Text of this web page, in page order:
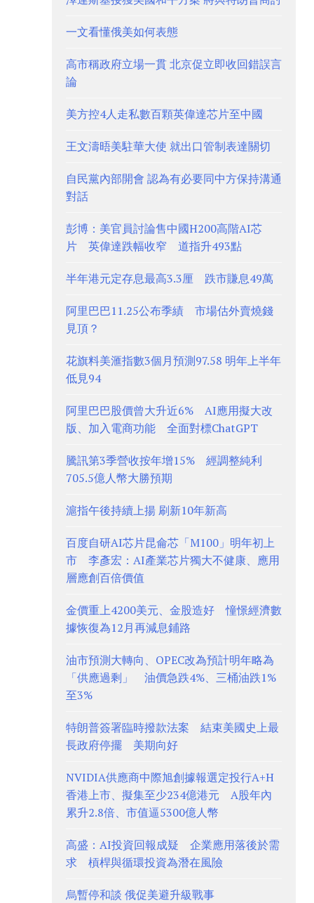
一文看懂俄美如何表態
高市稱政府立場一貫 北京促立即收回錯誤言
論
美方控4人走私數百顆英偉達芯片至中國
王文濤晤美駐華大使 就出口管制表達關切
自民黨內部開會 認為有必要同中方保持溝通
對話
彭博：美官員討論售中國H200高階AI芯
片 英偉達跌幅收窄 道指升493點
半年港元定存息最高3.3厘 跌市賺息49萬
阿里巴巴11.25公布季績 市場估外賣燒錢
見頂？
花旗料美滙指數3個月預測97.58 明年上半年
低見94
阿里巴巴股價曾大升近6% AI應用擬大改
版、加入電商功能 全面對標ChatGPT
騰訊第3季營收按年增15% 經調整純利
705.5億人幣大勝預期
滬指午後持續上揚 刷新10年新高
百度自研AI芯片昆侖芯「M100」明年初上
市 李彥宏：AI產業芯片獨大不健康、應用
層應創百倍價值
金價重上4200美元、金股造好 憧憬經濟數
據恢復為12月再減息鋪路
油市預測大轉向、OPEC改為預計明年略為
「供應過剩」 油價急跌4%、三桶油跌1%
至3%
特朗普簽署臨時撥款法案 結束美國史上最
長政府停擺 美期向好
NVIDIA供應商中際旭創據報選定投行A+H
香港上市、擬集至少234億港元 A股年內
累升2.8倍、市值逼5300億人幣
高盛：AI投資回報成疑 企業應用落後於需
求 槓桿與循環投資為潛在風險
烏暫停和談 俄促美避升級戰事